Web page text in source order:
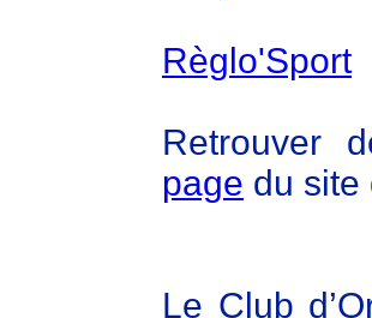
Règlo'Sport
Retrouver
page du site
Le Club